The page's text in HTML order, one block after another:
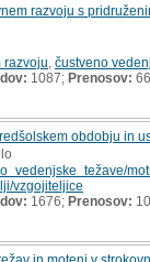
razvoju s
razvoju čustveno
1087; Prenosov: 66
obdobju in
vedenjske težave/
vzgojiteljice
1676; Prenosov: